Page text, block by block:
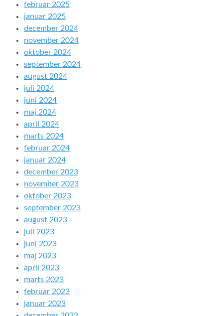
februar 2025
januar 2025
december 2024
november 2024
oktober 2024
september 2024
august 2024
juli 2024
juni 2024
maj 2024
april 2024
marts 2024
februar 2024
januar 2024
december 2023
november 2023
oktober 2023
september 2023
august 2023
juli 2023
juni 2023
maj 2023
april 2023
marts 2023
februar 2023
januar 2023